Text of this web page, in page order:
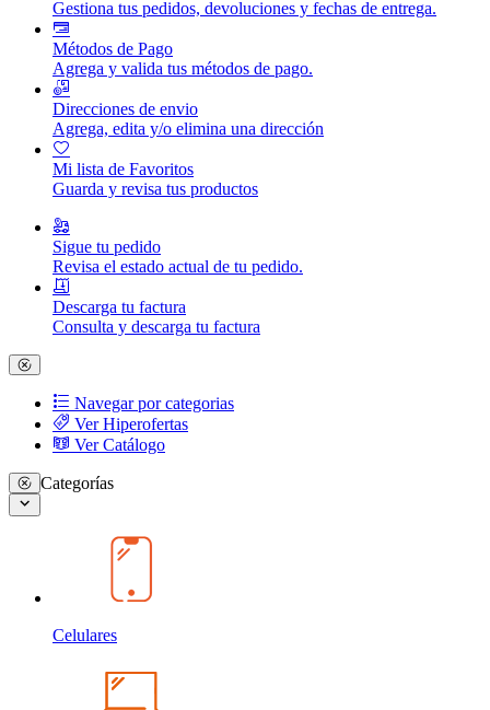
Gestiona tus pedidos, devoluciones y fechas de entrega.
Métodos de Pago
Agrega y valida tus métodos de pago.
Direcciones de envio
Agrega, edita y/o elimina una dirección
Mi lista de Favoritos
Guarda y revisa tus productos
Sigue tu pedido
Revisa el estado actual de tu pedido.
Descarga tu factura
Consulta y descarga tu factura
Navegar por categorias
Ver Hiperofertas
Ver Catálogo
Categorías
Celulares